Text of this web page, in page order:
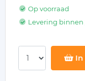
Op voorraad
Levering binnen
In